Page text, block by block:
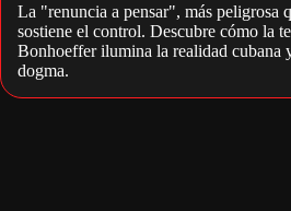
La "renuncia a pensar", más peligrosa
sostiene el control. Descubre cómo la
Bonhoeffer ilumina la realidad cubana
dogma.